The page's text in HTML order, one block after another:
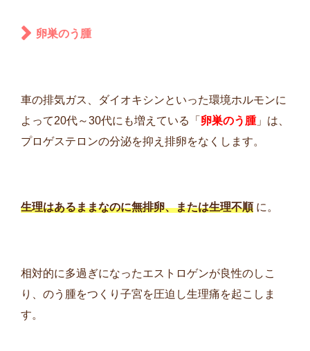
卵巣のう腫
車の排気ガス、ダイオキシンといった環境ホルモンに
よって20代～30代にも増えている「 卵巣のう腫」は、
プロゲステロンの分泌を抑え排卵をなくします。
生理はあるままなのに無排卵、または生理不順に。
相対的に多過ぎになったエストロゲンが良性のしこ
り、のう腫をつくり子宮を圧迫し生理痛を起こしま
す。